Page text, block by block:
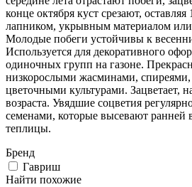
конце октября куст срезают,
лапником, укрывным материалом
Молодые побеги устойчивы к
Используется для декоративного
одиночных групп на газоне.
низкорослыми жасминами,
цветочными культурами. Зацветает,
возраста. Увядшие соцветия
семенами, которые высевают ранней
теплицы.
Бренд
Гавриш
Найти похожие